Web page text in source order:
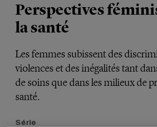
Perspectives
la santé
Les femmes subissent des
violences et des inégalités tant
de soins que dans les milieux de
santé.
Série